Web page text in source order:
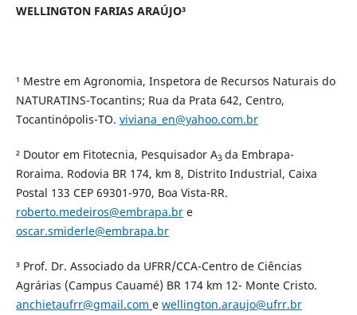
WELLINGTON FARIAS ARAÚJO³
¹ Mestre em Agronomia, Inspetora de Recursos Naturais do
NATURATINS-Tocantins; Rua da Prata 642, Centro,
Tocantinópolis-TO. viviana_en@yahoo.com.br
² Doutor em Fitotecnia, Pesquisador A3 da Embrapa-
Roraima. Rodovia BR 174, km 8, Distrito Industrial, Caixa
Postal 133 CEP 69301-970, Boa Vista-RR.
roberto.medeiros@embrapa.bre
oscar.smiderle@embrapa.br
³ Prof. Dr. Associado da UFRR/CCA-Centro de Ciências
Agrárias (Campus Cauamé) BR 174 km 12- Monte Cristo.
anchietaufrr@gmail.com e wellington.araujo@ufrr.br